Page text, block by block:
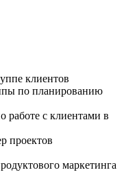
клиентов
по планированию
с клиентами в
проектов
маркетинга